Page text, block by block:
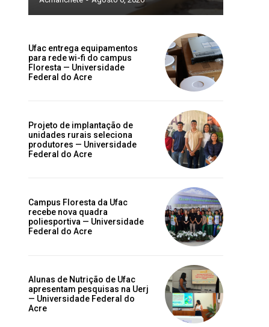
Ufac entrega equipamentos
para rede wi-fi do campus
Floresta — Universidade
Federal do Acre
Projeto de implantação de
unidades rurais seleciona
produtores — Universidade
Federal do Acre
Campus Floresta da Ufac
recebe nova quadra
poliesportiva — Universidade
Federal do Acre
Alunas de Nutrição de Ufac
apresentam pesquisas na Uerj
— Universidade Federal do
Acre